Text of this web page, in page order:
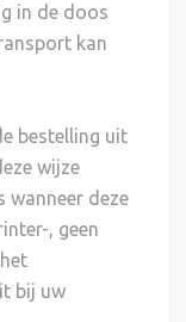
in de doos
kan
bestelling uit
wijze
wanneer deze
, geen
bij uw